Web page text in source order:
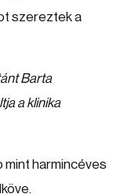
szereztek a
Barta
a klinika
mint harmincéves